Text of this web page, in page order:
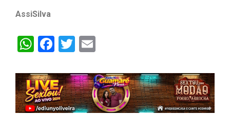
AssiSilva
WhatsApp
Facebook
Twitter